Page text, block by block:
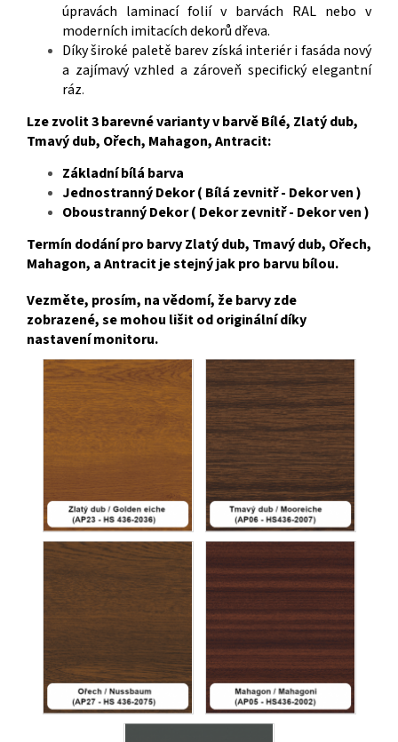
úpravách laminací folií v barvách RAL nebo v
moderních imitacích dekorů dřeva.
Díky široké paletě barev získá interiér i fasáda nový
a zajímavý vzhled a zároveň specifický elegantní
ráz.
Lze zvolit 3 barevné varianty v barvě Bílé, Zlatý dub,
Tmavý dub, Ořech, Mahagon, Antracit:
Základní bílá barva
Jednostranný Dekor ( Bílá zevnitř - Dekor ven )
Oboustranný Dekor ( Dekor zevnitř - Dekor ven )
Termín dodání pro barvy Zlatý dub, Tmavý dub, Ořech,
Mahagon, a Antracit je stejný jak pro barvu bílou.
Vezměte, prosím, na vědomí, že barvy zde
zobrazené, se mohou lišit od originální díky
nastavení monitoru.